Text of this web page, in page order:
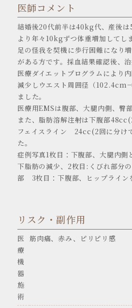
医師コメント
結婚後20代前半は40kg代、産後
より年々10kgずつ体重増加してし
足の怪我を契機に歩行困難になり
がある方です。採血結果確認後、治
医療ダイエットプログラムにより
減少しウエスト周囲径（
ました。
医療用EMSは腹部、大腿内側、臀
また、脂肪溶解注射は下腹部
フェイスライン 24cc(2回に分け
た。
症例写真1枚目：下腹部、大腿内側
下脂肪の減少、2枚目:くびれ部分
部 3枚目：下腹部、ヒップライン
リスク・副作用
医
療
機
器
施
術
筋肉痛、赤み、ピリピリ感